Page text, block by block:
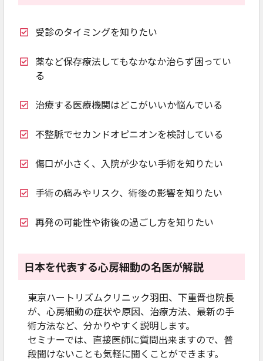
受診のタイミングを知りたい
薬など保存療法してもなかなか治らず困ってい
る
治療する医療機関はどこがいいか悩んでいる
不整脈でセカンドオピニオンを検討している
傷口が小さく、入院が少ない手術を知りたい
手術の痛みやリスク、術後の影響を知りたい
再発の可能性や術後の過ごし方を知りたい
日本を代表する心房細動の名医が解説
東京ハートリズムクリニック羽田、下重晋也院長
が、心房細動の症状や原因、治療方法、最新の手
術方法など、分かりやすく説明します。
セミナーでは、直接医師に質問出来ますので、普
段聞けないことも気軽に聞くことができます。